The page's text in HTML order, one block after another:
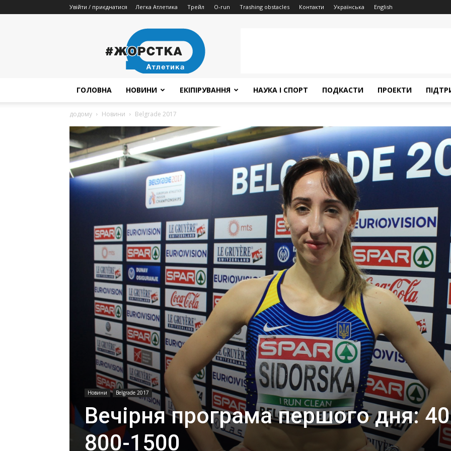
Увійти / приєднатися Легка Атлетика Трейл O-run Trashing obstacles Контакти Українська English
Атлетика
ГОЛОВНА НОВИНИ ЕКІПІРУВАННЯ НАУКА І СПОРТ ПОДКАСТИ ПРОЕКТИ
додому Новини Belgrade 2017
Новини Belgrade 2017
Вечірня програма першого дня:
800-1500